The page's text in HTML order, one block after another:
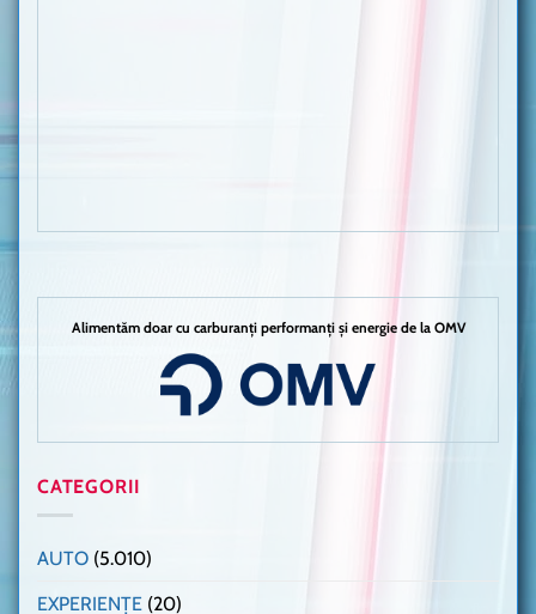
Alimentăm doar cu carburanți performanți și energie de la OMV
CATEGORII
AUTO (5.010)
EXPERIENȚE (20)